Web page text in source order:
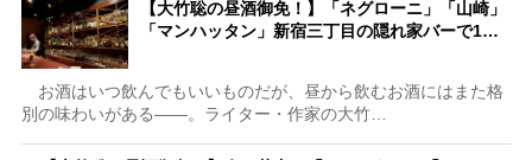
【大竹聡の昼酒御免！】「ネグローニ」「山崎」
「マンハッタン」新宿三丁目の隠れ家バーで1…
お酒はいつ飲んでもいいものだが、昼から飲むお酒にはまた格
別の味わいがある――。ライター・作家の大竹…